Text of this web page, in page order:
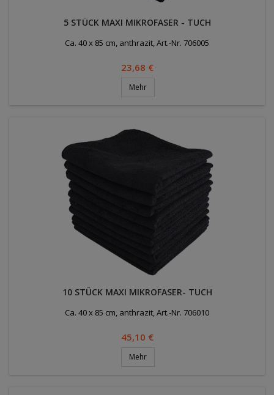
5 STÜCK MAXI MIKROFASER - TUCH
Ca. 40 x 85 cm, anthrazit, Art.-Nr. 706005
Preis
23,68 €
Mehr
10 STÜCK MAXI MIKROFASER- TUCH
Ca. 40 x 85 cm, anthrazit, Art.-Nr. 706010
Preis
45,10 €
Mehr